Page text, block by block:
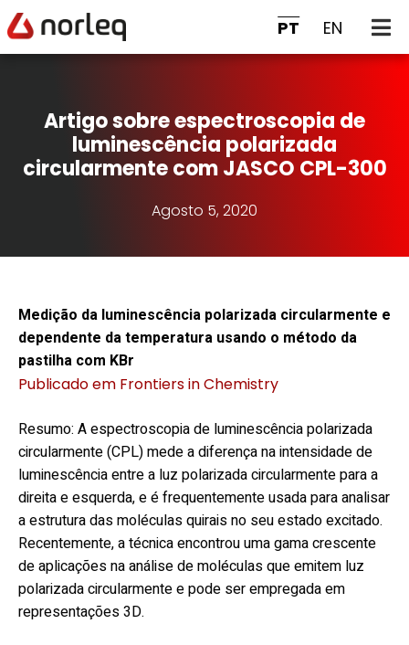
PT EN
Artigo sobre espectroscopia de
luminescência polarizada
circularmente com JASCO CPL-300
Agosto 5, 2020
Medição da luminescência polarizada circularmente e
dependente da temperatura usando o método da
pastilha com KBr
Publicado em Frontiers in Chemistry
Resumo: A espectroscopia de luminescência polarizada
circularmente (CPL) mede a diferença na intensidade de
luminescência entre a luz polarizada circularmente para a
direita e esquerda, e é frequentemente usada para analisar
a estrutura das moléculas quirais no seu estado excitado.
Recentemente, a técnica encontrou uma gama crescente
de aplicações na análise de moléculas que emitem luz
polarizada circularmente e pode ser empregada em
representações 3D.